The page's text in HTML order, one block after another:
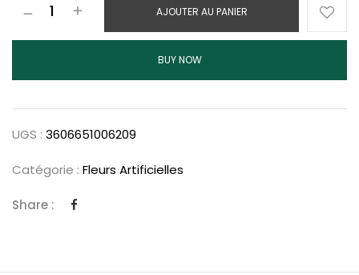
AJOUTER AU PANIER
BUY NOW
UGS : 3606651006209
Catégorie : Fleurs Artificielles
Share :